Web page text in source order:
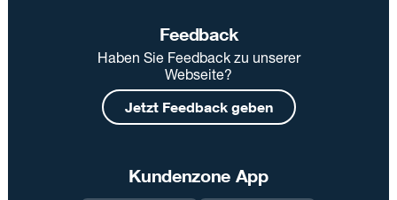
Feedback
Haben Sie Feedback zu unserer
Webseite?
Jetzt Feedback geben
Kundenzone App